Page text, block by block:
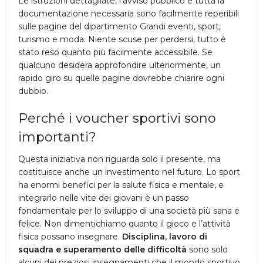
documentazione necessaria sono facilmente reperibili
sulle pagine del dipartimento Grandi eventi, sport,
turismo e moda. Niente scuse per perdersi, tutto è
stato reso quanto più facilmente accessibile. Se
qualcuno desidera approfondire ulteriormente, un
rapido giro su quelle pagine dovrebbe chiarire ogni
dubbio.
Perché i voucher sportivi sono
importanti?
Questa iniziativa non riguarda solo il presente, ma
costituisce anche un investimento nel futuro. Lo sport
ha enormi benefici per la salute fisica e mentale, e
integrarlo nelle vite dei giovani è un passo
fondamentale per lo sviluppo di una società più sana e
felice. Non dimentichiamo quanto il gioco e l’attività
fisica possano insegnare. Disciplina, lavoro di
squadra e superamento delle difficoltà sono solo